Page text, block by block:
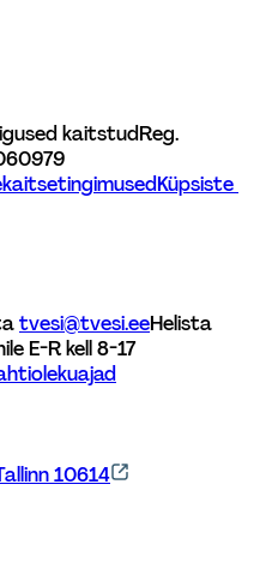
kaitstudReg.
Küpsiste
tvesi@tvesi.eeHelista
E-R kell 8-17
10614